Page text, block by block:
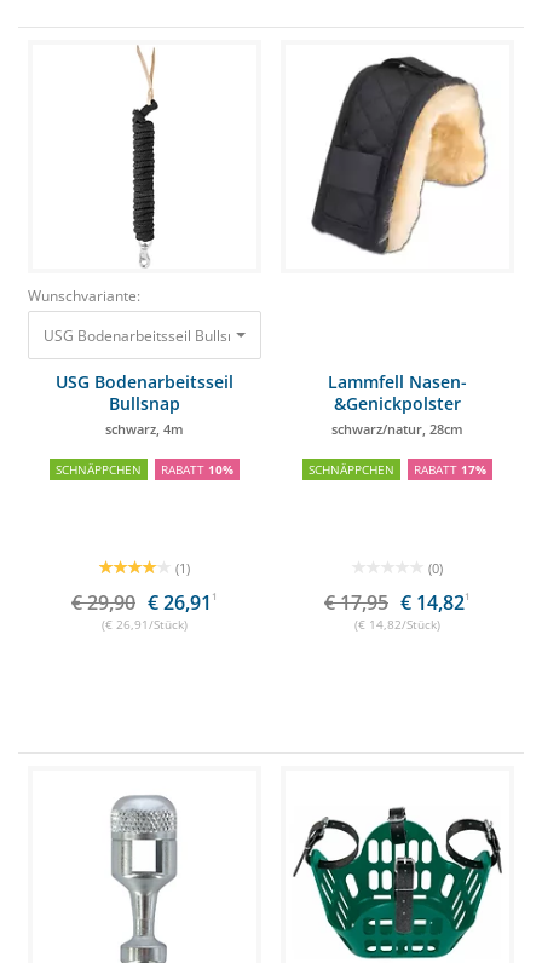
Wunschvariante:
USG Bodenarbeitsseil
Bullsnap
schwarz, 4m
SCHNÄPPCHEN RABATT 10%
(1)
€ 29,90 € 26,91 1
(€ 26,91/Stück)
Lammfell Nasen-
&Genickpolster
schwarz/natur, 28cm
SCHNÄPPCHEN RABATT 17%
(0)
€ 17,95 € 14,821
(€ 14,82/Stück)